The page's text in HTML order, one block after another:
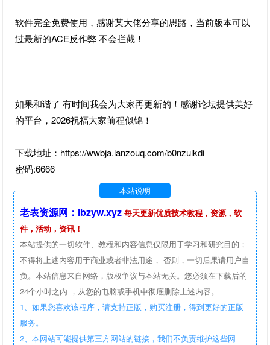
软件完全免费使用，感谢某大佬分享的思路，当前版本可以
过最新的ACE反作弊 不会拦截！
如果和谐了 有时间我会为大家再更新的！感谢论坛提供美好
的平台，2026祝福大家前程似锦！
下载地址：https://wwbja.lanzouq.com/b0nzulkdi
密码:6666
本站说明
老表资源网：lbzyw.xyz 每天更新优质技术教程，资源，软
件，活动，资讯！
本站提供的一切软件、教程和内容信息仅限用于学习和研究目的；
不得将上述内容用于商业或者非法用途， 否则，一切后果请用户自
负。本站信息来自网络，版权争议与本站无关。您必须在下载后的
24个小时之内 ，从您的电脑或手机中彻底删除上述内容。
1、如果您喜欢该程序，请支持正版，购买注册，得到更好的正版
服务。
2、本网站可能提供第三方网站的链接，我们不负责维护这些网